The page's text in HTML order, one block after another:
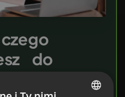
do
wiedzy